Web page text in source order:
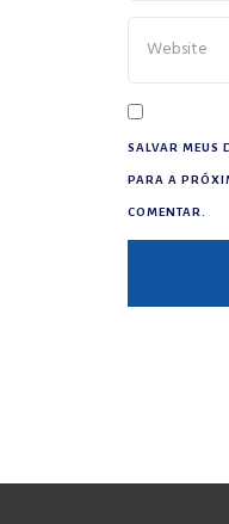
SALVAR MEUS
PARA A
COMENTAR.